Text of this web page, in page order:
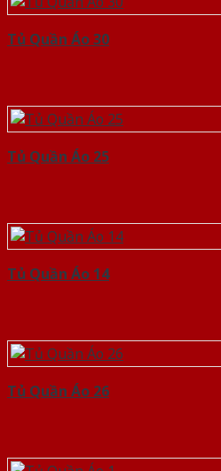
Tủ Quần Áo 30
Tủ Quần Áo 25
Tủ Quần Áo 14
Tủ Quần Áo 26